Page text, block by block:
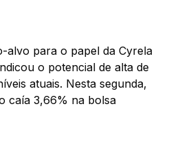
para o papel da Cyrela
o potencial de alta de
atuais. Nesta segunda,
caía 3,66% na bolsa